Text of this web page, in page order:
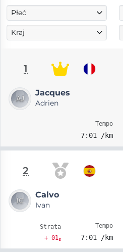
Płeć
Kraj
1
Jacques
Adrien
Tempo
7:01 /km
2
Calvo
Ivan
Strata
+ 01s
Tempo
7:01 /km